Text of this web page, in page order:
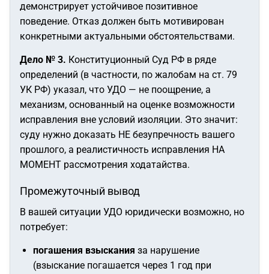
демонстрирует устойчивое позитивное
поведение. Отказ должен быть мотивирован
конкретными актуальными обстоятельствами.
Дело № 3. Конституционный Суд РФ в ряде
определений (в частности, по жалобам на ст. 79
УК РФ) указал, что УДО — не поощрение, а
механизм, основанный на оценке возможности
исправления вне условий изоляции. Это значит:
суду нужно доказать НЕ безупречность вашего
прошлого, а реалистичность исправления НА
МОМЕНТ рассмотрения ходатайства.
Промежуточный вывод
В вашей ситуации УДО юридически возможно, но
потребует:
погашения взыскания за нарушение
(взыскание погашается через 1 год при